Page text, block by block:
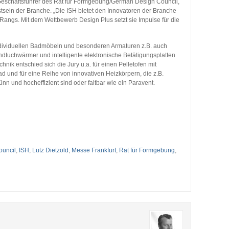
des Rat für Formgebung/German Design Council,
der Branche. „Die ISH bietet den Innovatoren der Branche
Mit dem Wettbewerb Design Plus setzt sie Impulse für die
Badmöbeln und besonderen Armaturen z.B. auch
und intelligente elektronische Betätigungsplatten
entschied sich die Jury u.a. für einen Pelletofen mit
und für eine Reihe von innovativen Heizkörpern, die z.B.
und hocheffizient sind oder faltbar wie ein Paravent.
, ISH , Lutz Dietzold , Messe Frankfurt, Rat für Formgebung,